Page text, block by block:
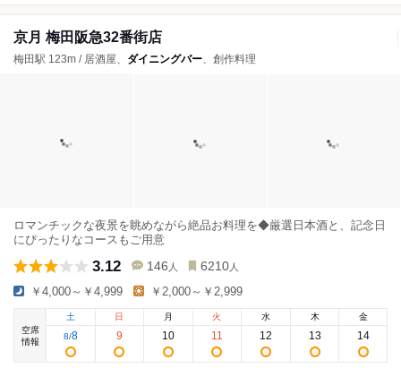
京月 梅田阪急32番街店
梅田駅 123m / 居酒屋、 ダイニングバー、創作料理
ロマンチックな夜景を眺めながら絶品お料理を◆厳選日本酒と、記念日
にぴったりなコースもご用意
3.12 146 人 6210 人
￥4,000～￥4,999 ￥2,000～￥2,999
空席
情報
土
8/8
日
9
月
10
火
11
水
12
木
13
金
14